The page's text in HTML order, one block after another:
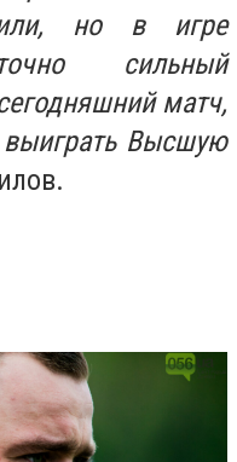
но в игре
сильный
матч,
Высшую